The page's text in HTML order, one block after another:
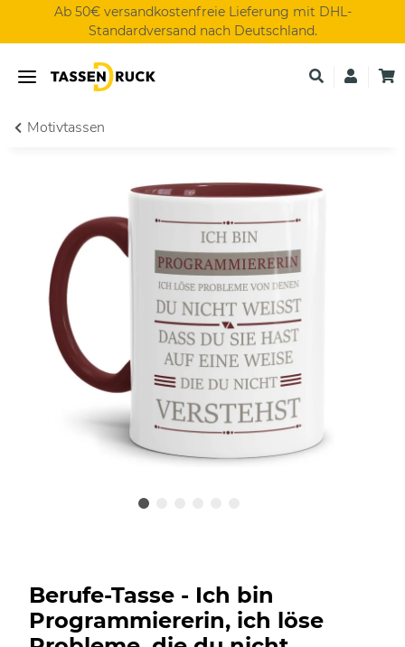
Ab 50€ versandkostenfreie Lieferung mit DHL-
Standardversand nach Deutschland.
Motivtassen
Berufe-Tasse - Ich bin
Programmiererin, ich löse